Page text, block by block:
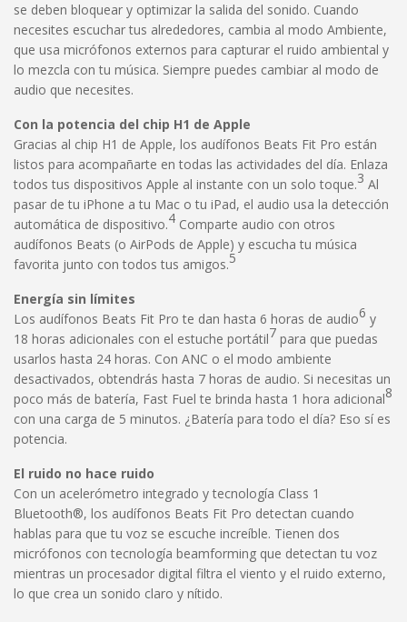
se deben bloquear y optimizar la salida del sonido. Cuando
necesites escuchar tus alrededores, cambia al modo Ambiente,
que usa micrófonos externos para capturar el ruido ambiental y
lo mezcla con tu música. Siempre puedes cambiar al modo de
audio que necesites.
Con la potencia del chip H1 de Apple
Gracias al chip H1 de Apple, los audífonos Beats Fit Pro están
listos para acompañarte en todas las actividades del día. Enlaza
todos tus dispositivos Apple al instante con un solo toque.3 Al
pasar de tu iPhone a tu Mac o tu iPad, el audio usa la detección
automática de dispositivo.4 Comparte audio con otros
audífonos Beats (o AirPods de Apple) y escucha tu música
favorita junto con todos tus amigos.5
Energía sin límites
Los audífonos Beats Fit Pro te dan hasta 6 horas de audio6 y
18 horas adicionales con el estuche portátil7 para que puedas
usarlos hasta 24 horas. Con ANC o el modo ambiente
desactivados, obtendrás hasta 7 horas de audio. Si necesitas un
poco más de batería, Fast Fuel te brinda hasta 1 hora adicional8
con una carga de 5 minutos. ¿Batería para todo el día? Eso sí es
potencia.
El ruido no hace ruido
Con un acelerómetro integrado y tecnología Class 1
Bluetooth®, los audífonos Beats Fit Pro detectan cuando
hablas para que tu voz se escuche increíble. Tienen dos
micrófonos con tecnología beamforming que detectan tu voz
mientras un procesador digital filtra el viento y el ruido externo,
lo que crea un sonido claro y nítido.